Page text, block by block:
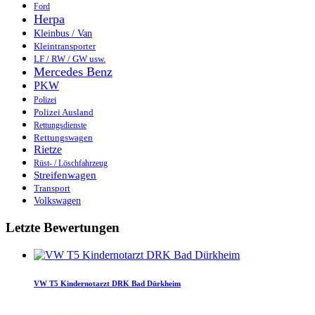
Ford
Herpa
Kleinbus / Van
Kleintransporter
LF / RW / GW usw.
Mercedes Benz
PKW
Polizei
Polizei Ausland
Rettungsdienste
Rettungswagen
Rietze
Rüst- / Löschfahrzeug
Streifenwagen
Transport
Volkswagen
Letzte Bewertungen
VW T5 Kindernotarzt DRK Bad Dürkheim